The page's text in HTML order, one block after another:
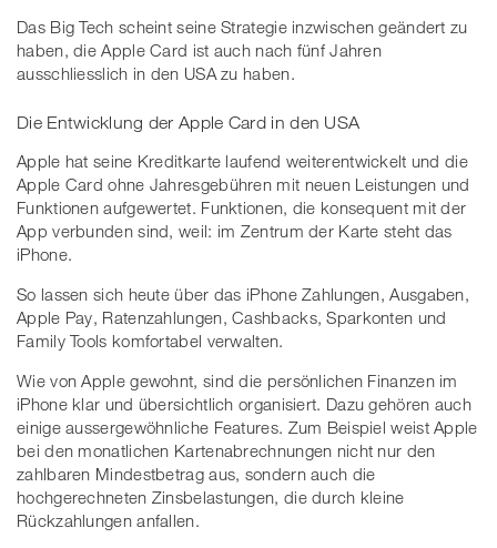
Das Big Tech scheint seine Strategie inzwischen geändert zu
haben, die Apple Card ist auch nach fünf Jahren
ausschliesslich in den USA zu haben.
Die Entwicklung der Apple Card in den USA
Apple hat seine Kreditkarte laufend weiterentwickelt und die
Apple Card ohne Jahresgebühren mit neuen Leistungen und
Funktionen aufgewertet. Funktionen, die konsequent mit der
App verbunden sind, weil: im Zentrum der Karte steht das
iPhone.
So lassen sich heute über das iPhone Zahlungen, Ausgaben,
Apple Pay, Ratenzahlungen, Cashbacks, Sparkonten und
Family Tools komfortabel verwalten.
Wie von Apple gewohnt, sind die persönlichen Finanzen im
iPhone klar und übersichtlich organisiert. Dazu gehören auch
einige aussergewöhnliche Features. Zum Beispiel weist Apple
bei den monatlichen Kartenabrechnungen nicht nur den
zahlbaren Mindestbetrag aus, sondern auch die
hochgerechneten Zinsbelastungen, die durch kleine
Rückzahlungen anfallen.